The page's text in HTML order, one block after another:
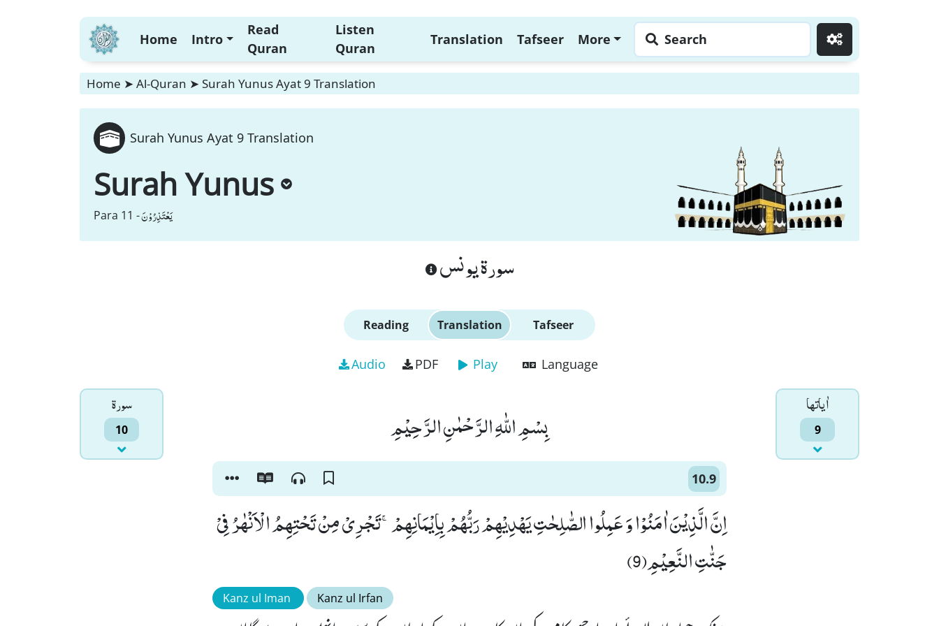
Home Intro
Read
Quran
Listen
Quran
Translation Tafseer More Search
Home ➤ Al-Quran ➤ Surah Yunus Ayat 9 Translation
Surah Yunus Ayat 9 Translation
Surah Yunus
Para 11 -یَعْتَذِرُوْنَ
سورة يونس
Reading Translation Tafseer
Audio PDF Play Language
سورۃ
10
اٰياتها
9 بِسْمِ اللّٰهِ الرَّحْمٰنِ الرَّحِیْمِ
10.9
اِنَّ الَّذِیْنَ اٰمَنُوْا وَ عَمِلُوا الصّٰلِحٰتِ یَهْدِیْهِمْ رَبُّهُمْ بِاِیْمَانِهِمْۚ-تَجْرِیْ مِنْ تَحْتِهِمُ الْاَنْهٰرُ فِیْ
جَنّٰتِ النَّعِیْمِ(9)
Kanz ul Iman Kanz ul Irfan